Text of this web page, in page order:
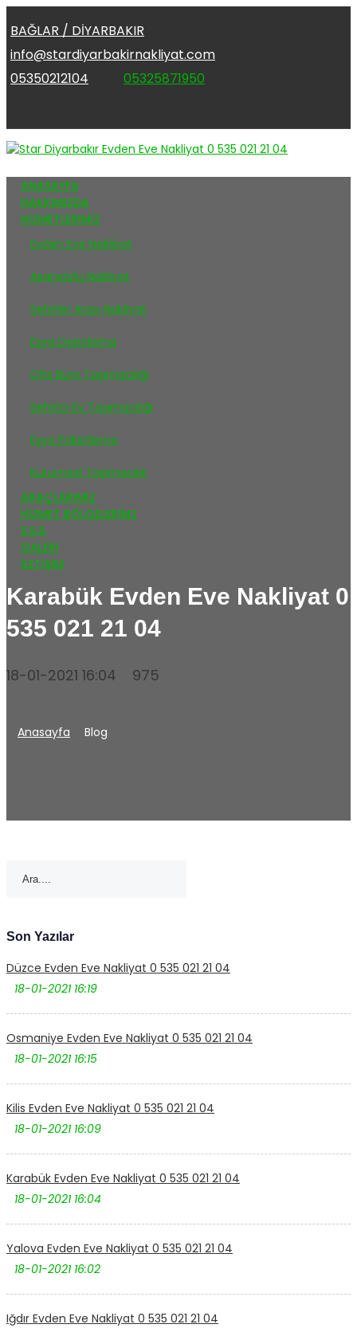
BAĞLAR / DİYARBAKIR
info@stardiyarbakirnakliyat.com
05350212104
05325871950
ANASAYFA
HAKKIMIZDA
HİZMETLERİMİZ
Evden Eve Nakliyat
Asansörlü Nakliyat
Şehirler Arası Nakliyat
Eşya Depolama
Ofis Büro Taşımacılığı
Şehiriçi Ev Taşımacılığı
Eşya Paketleme
Kurumsal Taşımacılık
ARAÇLARIMIZ
HIZMET BÖLGELERIMZ
S.S.S.
GALERİ
İLETİŞİM
Karabük Evden Eve Nakliyat 0
535 021 21 04
18-01-2021 16:04 975
Anasayfa Blog
Son Yazılar
Düzce Evden Eve Nakliyat 0 535 021 21 04
18-01-2021 16:19
Osmaniye Evden Eve Nakliyat 0 535 021 21 04
18-01-2021 16:15
Kilis Evden Eve Nakliyat 0 535 021 21 04
18-01-2021 16:09
Karabük Evden Eve Nakliyat 0 535 021 21 04
18-01-2021 16:04
Yalova Evden Eve Nakliyat 0 535 021 21 04
18-01-2021 16:02
Iğdır Evden Eve Nakliyat 0 535 021 21 04